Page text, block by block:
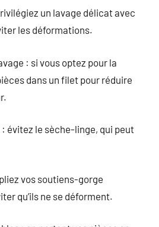
un lavage délicat avec
les déformations.
: si vous optez pour la
dans un filet pour réduire
: évitez le sèche-linge, qui peut
vos soutiens-gorge
qu’ils ne se déforment.